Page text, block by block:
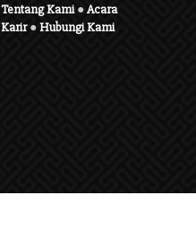
Tentang Kami●Acara
Karir●Hubungi Kami